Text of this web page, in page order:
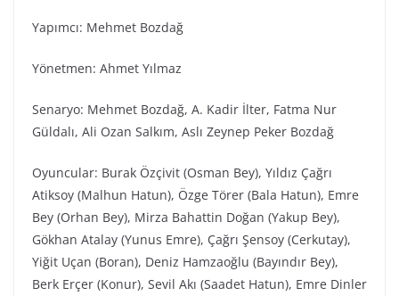
Yapımcı: Mehmet Bozdağ
Yönetmen: Ahmet Yılmaz
Senaryo: Mehmet Bozdağ, A. Kadir İlter, Fatma Nur
Güldalı, Ali Ozan Salkım, Aslı Zeynep Peker Bozdağ
Oyuncular: Burak Özçivit (Osman Bey), Yıldız Çağrı
Atiksoy (Malhun Hatun), Özge Törer (Bala Hatun), Emre
Bey (Orhan Bey), Mirza Bahattin Doğan (Yakup Bey),
Gökhan Atalay (Yunus Emre), Çağrı Şensoy (Cerkutay),
Yiğit Uçan (Boran), Deniz Hamzaoğlu (Bayındır Bey),
Berk Erçer (Konur), Sevil Akı (Saadet Hatun), Emre Dinler